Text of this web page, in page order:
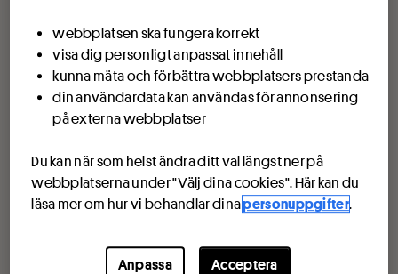
webbplatsen ska fungera korrekt
visa dig personligt anpassat innehåll
kunna mäta och förbättra webbplatsers prestanda
din användardata kan användas för annonsering
på externa webbplatser
Du kan när som helst ändra ditt val längst ner på
webbplatserna under "Välj dina cookies". Här kan du
läsa mer om hur vi behandlar dinapersonuppgifter.
Anpassa Acceptera